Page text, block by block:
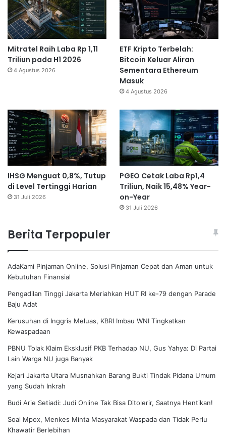
Mitratel Raih Laba Rp 1,11
Triliun pada H1 2026
4 Agustus 2026
ETF Kripto Terbelah:
Bitcoin Keluar Aliran
Sementara Ethereum
Masuk
4 Agustus 2026
IHSG Menguat 0,8%, Tutup
di Level Tertinggi Harian
31 Juli 2026
PGEO Cetak Laba Rp1,4
Triliun, Naik 15,48% Year-
on-Year
31 Juli 2026
Berita Terpopuler
AdaKami Pinjaman Online, Solusi Pinjaman Cepat dan Aman untuk
Kebutuhan Finansial
Pengadilan Tinggi Jakarta Meriahkan HUT RI ke-79 dengan Parade
Baju Adat
Kerusuhan di Inggris Meluas, KBRI Imbau WNI Tingkatkan
Kewaspadaan
PBNU Tolak Klaim Eksklusif PKB Terhadap NU, Gus Yahya: Di Partai
Lain Warga NU juga Banyak
Kejari Jakarta Utara Musnahkan Barang Bukti Tindak Pidana Umum
yang Sudah Inkrah
Budi Arie Setiadi: Judi Online Tak Bisa Ditolerir, Saatnya Hentikan!
Soal Mpox, Menkes Minta Masyarakat Waspada dan Tidak Perlu
Khawatir Berlebihan